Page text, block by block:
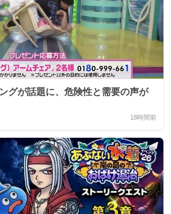
グが話題に、危険性と需要の声が
18時間前